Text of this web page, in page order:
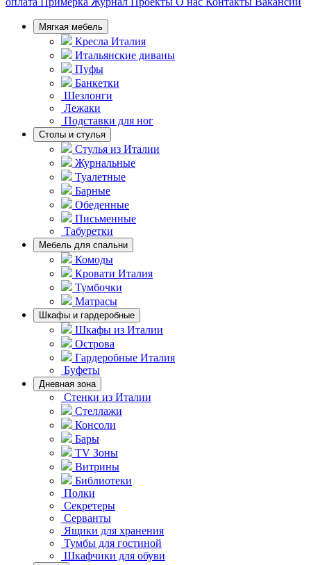
Мягкая мебель
Кресла Италия
Итальянские диваны
Пуфы
Банкетки
Шезлонги
Лежаки
Подставки для ног
Столы и стулья
Стулья из Италии
Журнальные
Туалетные
Барные
Обеденные
Письменные
Табуретки
Мебель для спальни
Комоды
Кровати Италия
Тумбочки
Матрасы
Шкафы и гардеробные
Шкафы из Италии
Острова
Гардеробные Италия
Буфеты
Дневная зона
Стенки из Италии
Стеллажи
Консоли
Бары
TV Зоны
Витрины
Библиотеки
Полки
Секретеры
Серванты
Ящики для хранения
Тумбы для гостиной
Шкафчики для обуви